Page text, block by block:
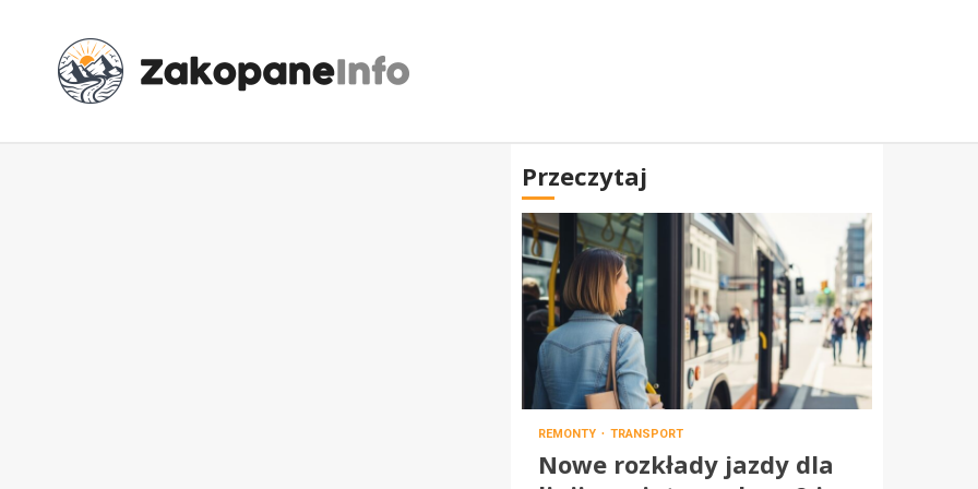
Przeczytaj
REMONTY TRANSPORT
Nowe rozkłady jazdy dla